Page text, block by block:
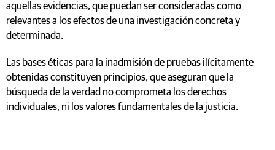
aquellas evidencias, que puedan ser consideradas como
relevantes a los efectos de una investigación concreta y
determinada.
Las bases éticas para la inadmisión de pruebas ilícitamente
obtenidas constituyen principios, que aseguran que la
búsqueda de la verdad no comprometa los derechos
individuales, ni los valores fundamentales de la justicia.